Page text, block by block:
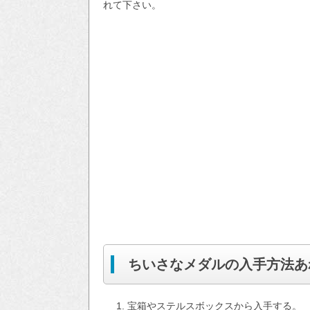
れて下さい。
ちいさなメダルの入手方法
宝箱やステルスボックスから入手する。